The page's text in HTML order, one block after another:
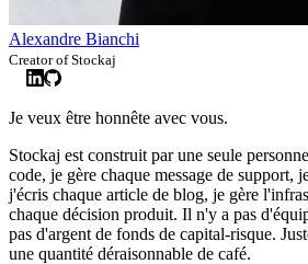
Alexandre Bianchi
Creator of Stockaj
Je veux être honnête avec vous.
Stockaj est construit par une seule
code, je gère chaque message de support,
j'écris chaque article de blog, je gère
chaque décision produit. Il n'y a pas
pas d'argent de fonds de capital-risque.
une quantité déraisonnable de café.